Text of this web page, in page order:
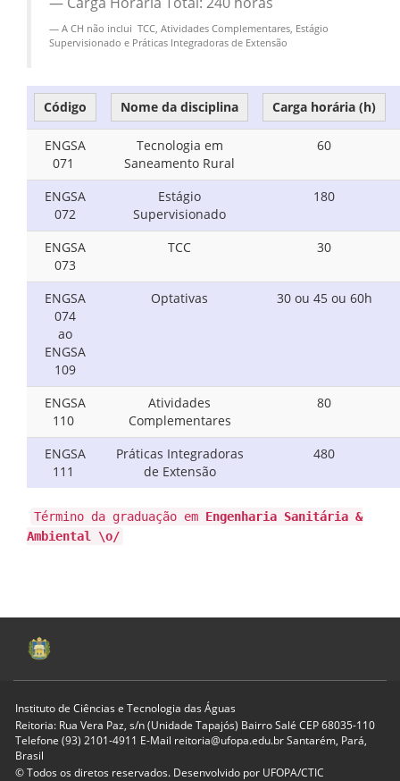
A CH não inclui TCC, Atividades Complementares, Estágio
Supervisionado e Práticas Integradoras de Extensão
Código Nome da disciplina Carga horária (h)
ENGSA
071
Tecnologia em
Saneamento Rural
60
ENGSA
072
Estágio
Supervisionado
180
ENGSA
073
TCC 30
ENGSA
074
ao
ENGSA
109
Optativas 30 ou 45 ou 60h
ENGSA
110
Atividades
Complementares
80
ENGSA
111
Práticas Integradoras
de Extensão
480
Término da graduação em Engenharia Sanitária &
Ambiental \o/
Instituto de Ciências e Tecnologia das Águas
Reitoria: Rua Vera Paz, s/n (Unidade Tapajós) Bairro Salé CEP 68035-110
Telefone (93) 2101-4911 E-Mail reitoria@ufopa.edu.br Santarém, Pará,
Brasil
© Todos os diretos reservados. Desenvolvido por UFOPA/CTIC